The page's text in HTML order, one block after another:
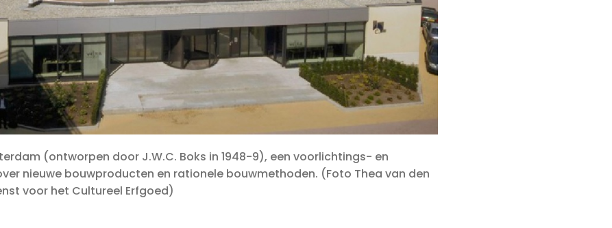
(ontworpen door J.W.C. Boks in 1948-9), een voorlichtings- en
nieuwe bouwproducten en rationele bouwmethoden. (Foto Thea van den
voor het Cultureel Erfgoed)